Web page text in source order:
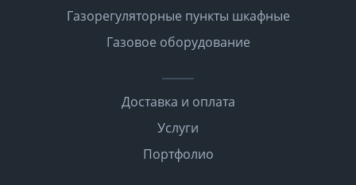
Газорегуляторные пункты шкафные
Газовое оборудование
Доставка и оплата
Услуги
Портфолио